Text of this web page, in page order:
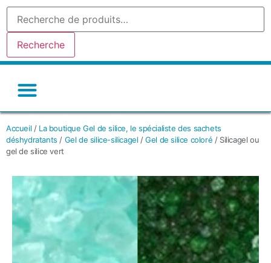
Recherche
Accueil / La boutique Gel de silice, le spécialiste des sachets
déshydratants / Gel de silice-silicagel /Gel de silice coloré / Silicagel ou
gel de silice vert